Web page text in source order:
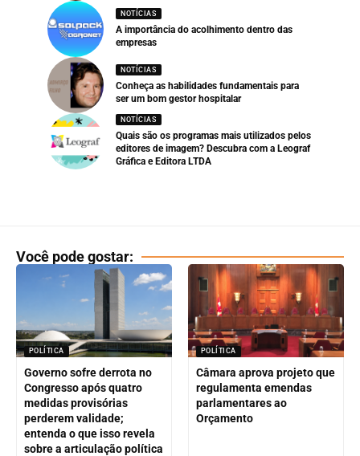
NOTÍCIAS
A importância do acolhimento dentro das
empresas
NOTÍCIAS
Conheça as habilidades fundamentais para
ser um bom gestor hospitalar
NOTÍCIAS
Quais são os programas mais utilizados pelos
editores de imagem? Descubra com a Leograf
Gráfica e Editora LTDA
Você pode gostar:
POLÍTICA
Governo sofre derrota no
Congresso após quatro
medidas provisórias
perderem validade;
entenda o que isso revela
sobre a articulação política
POLÍTICA
Câmara aprova projeto que
regulamenta emendas
parlamentares ao
Orçamento